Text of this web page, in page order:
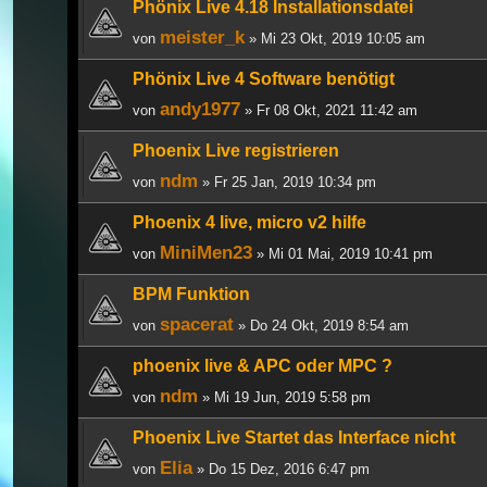
Phönix Live 4.18 Installationsdatei
von meister_k » Mi 23 Okt, 2019 10:05 am
Phönix Live 4 Software benötigt
von andy1977 » Fr 08 Okt, 2021 11:42 am
Phoenix Live registrieren
von ndm » Fr 25 Jan, 2019 10:34 pm
Phoenix 4 live, micro v2 hilfe
von MiniMen23 » Mi 01 Mai, 2019 10:41 pm
BPM Funktion
von spacerat » Do 24 Okt, 2019 8:54 am
phoenix live & APC oder MPC ?
von ndm » Mi 19 Jun, 2019 5:58 pm
Phoenix Live Startet das Interface nicht
von Elia» Do 15 Dez, 2016 6:47 pm